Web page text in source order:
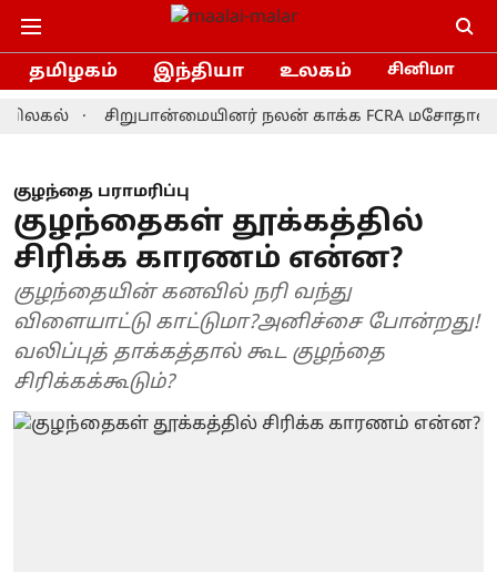
தமிழகம் இந்தியா உலகம் சினிமா
சிறுபான்மையினர் நலன் காக்க FCRA மசோதாவை
குழந்தை பராமரிப்பு
குழந்தைகள் தூக்கத்தில்
சிரிக்க காரணம் என்ன?
குழந்தையின் கனவில் நரி வந்து
விளையாட்டு காட்டுமா?அனிச்சை போன்றது!
வலிப்புத் தாக்கத்தால் கூட குழந்தை
சிரிக்கக்கூடும்?